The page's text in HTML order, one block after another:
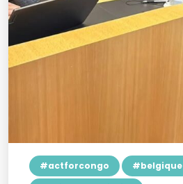
#actforcongo
#belgique